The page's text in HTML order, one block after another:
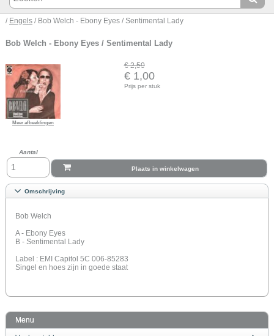
/ Engels / Bob Welch - Ebony Eyes / Sentimental Lady
Bob Welch - Ebony Eyes / Sentimental Lady
Meer afbeeldingen
€ 2,50
€ 1,00
Prijs per stuk
Aantal
Plaats in winkelwagen
Omschrijving
Bob Welch
A - Ebony Eyes
B - Sentimental Lady
Label : EMI Capitol 5C 006-85283
Singel en hoes zijn in goede staat
Menu